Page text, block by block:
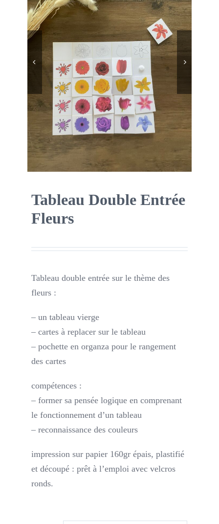
Boutique des lutins
Rechercher:
Mon compte
 
Tableau Double Entrée
Fleurs
Tableau double entrée sur le thème des
fleurs :
– un tableau vierge
– cartes à replacer sur le tableau
– pochette en organza pour le rangement
des cartes
compétences :
– former sa pensée logique en comprenant
le fonctionnement d’un tableau
– reconnaissance des couleurs
impression sur papier 160gr épais, plastifié
et découpé : prêt à l’emploi avec velcros
ronds.